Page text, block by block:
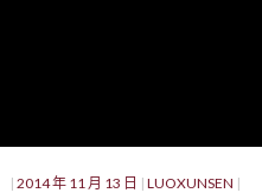
2014 年 11 月 13 日
LUOXUNSEN